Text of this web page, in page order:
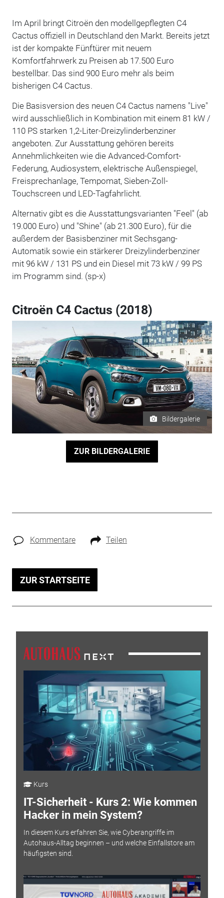
Im April bringt Citroën den modellgepflegten C4
Cactus offiziell in Deutschland den Markt. Bereits jetzt
ist der kompakte Fünftürer mit neuem
Komfortfahrwerk zu Preisen ab 17.500 Euro
bestellbar. Das sind 900 Euro mehr als beim
bisherigen C4 Cactus.
Die Basisversion des neuen C4 Cactus namens "Live"
wird ausschließlich in Kombination mit einem 81 kW /
110 PS starken 1,2-Liter-Dreizylinderbenziner
angeboten. Zur Ausstattung gehören bereits
Annehmlichkeiten wie die Advanced-Comfort-
Federung, Audiosystem, elektrische Außenspiegel,
Freisprechanlage, Tempomat, Sieben-Zoll-
Touchscreen und LED-Tagfahrlicht.
Alternativ gibt es die Ausstattungsvarianten "Feel" (ab
19.000 Euro) und "Shine" (ab 21.300 Euro), für die
außerdem der Basisbenziner mit Sechsgang-
Automatik sowie ein stärkerer Dreizylinderbenziner
mit 96 kW / 131 PS und ein Diesel mit 73 kW / 99 PS
im Programm sind. (sp-x)
Citroën C4 Cactus (2018)
Bildergalerie
ZUR BILDERGALERIE
Kommentare Teilen
ZUR STARTSEITE
Kurs
IT-Sicherheit - Kurs 2: Wie kommen
Hacker in mein System?
In diesem Kurs erfahren Sie, wie Cyberangriffe im
Autohaus-Alltag beginnen – und welche Einfallstore am
häufigsten sind.